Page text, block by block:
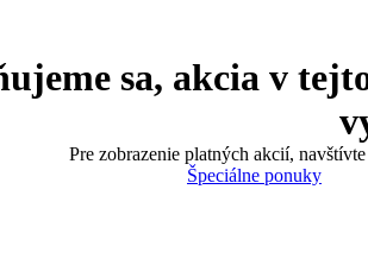
sa, akcia v
Pre zobrazenie platných akcií,
Špeciálne ponuky